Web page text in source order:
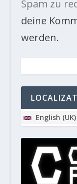
Spam zu
deine
werden.
English (UK)